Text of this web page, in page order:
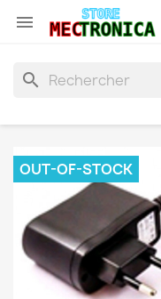

search
OUT-OF-STOCK